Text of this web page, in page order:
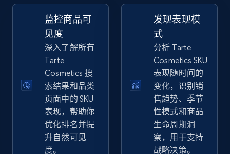
Seller reviews, Breadcrumbs, Root category, and
2.5K+ 立即开始
eBay - Gather data on products using
specified keywords
URL, Product id, Title, Seller name, Seller rating,
Seller reviews, Breadcrumbs, Root category, and
监控商品可
见度
深入了解所有
Tarte
Cosmetics 搜
索结果和品类
页面中的 SKU
表现，帮助你
优化排名并提
升自然可见
度。
发现表现模
式
分析 Tarte
Cosmetics SKU
表现随时间的
变化，识别销
售趋势、季节
性模式和商品
生命周期洞
察，用于支持
战略决策。